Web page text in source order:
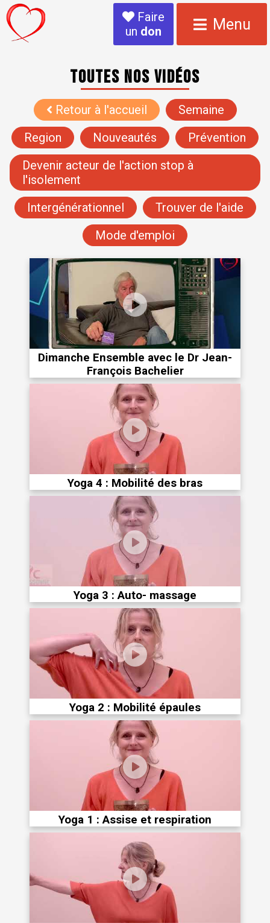
Faire
un don Menu
Toutes nos vidéos
Retour à l'accueil
Semaine
Region
Nouveautés
Prévention
Devenir acteur de l'action stop à
l'isolement
Intergénérationnel
Trouver de l'aide
Mode d'emploi
Dimanche Ensemble avec le Dr Jean-
François Bachelier
Yoga 4 : Mobilité des bras
Yoga 3 : Auto- massage
Yoga 2 : Mobilité épaules
Yoga 1 : Assise et respiration